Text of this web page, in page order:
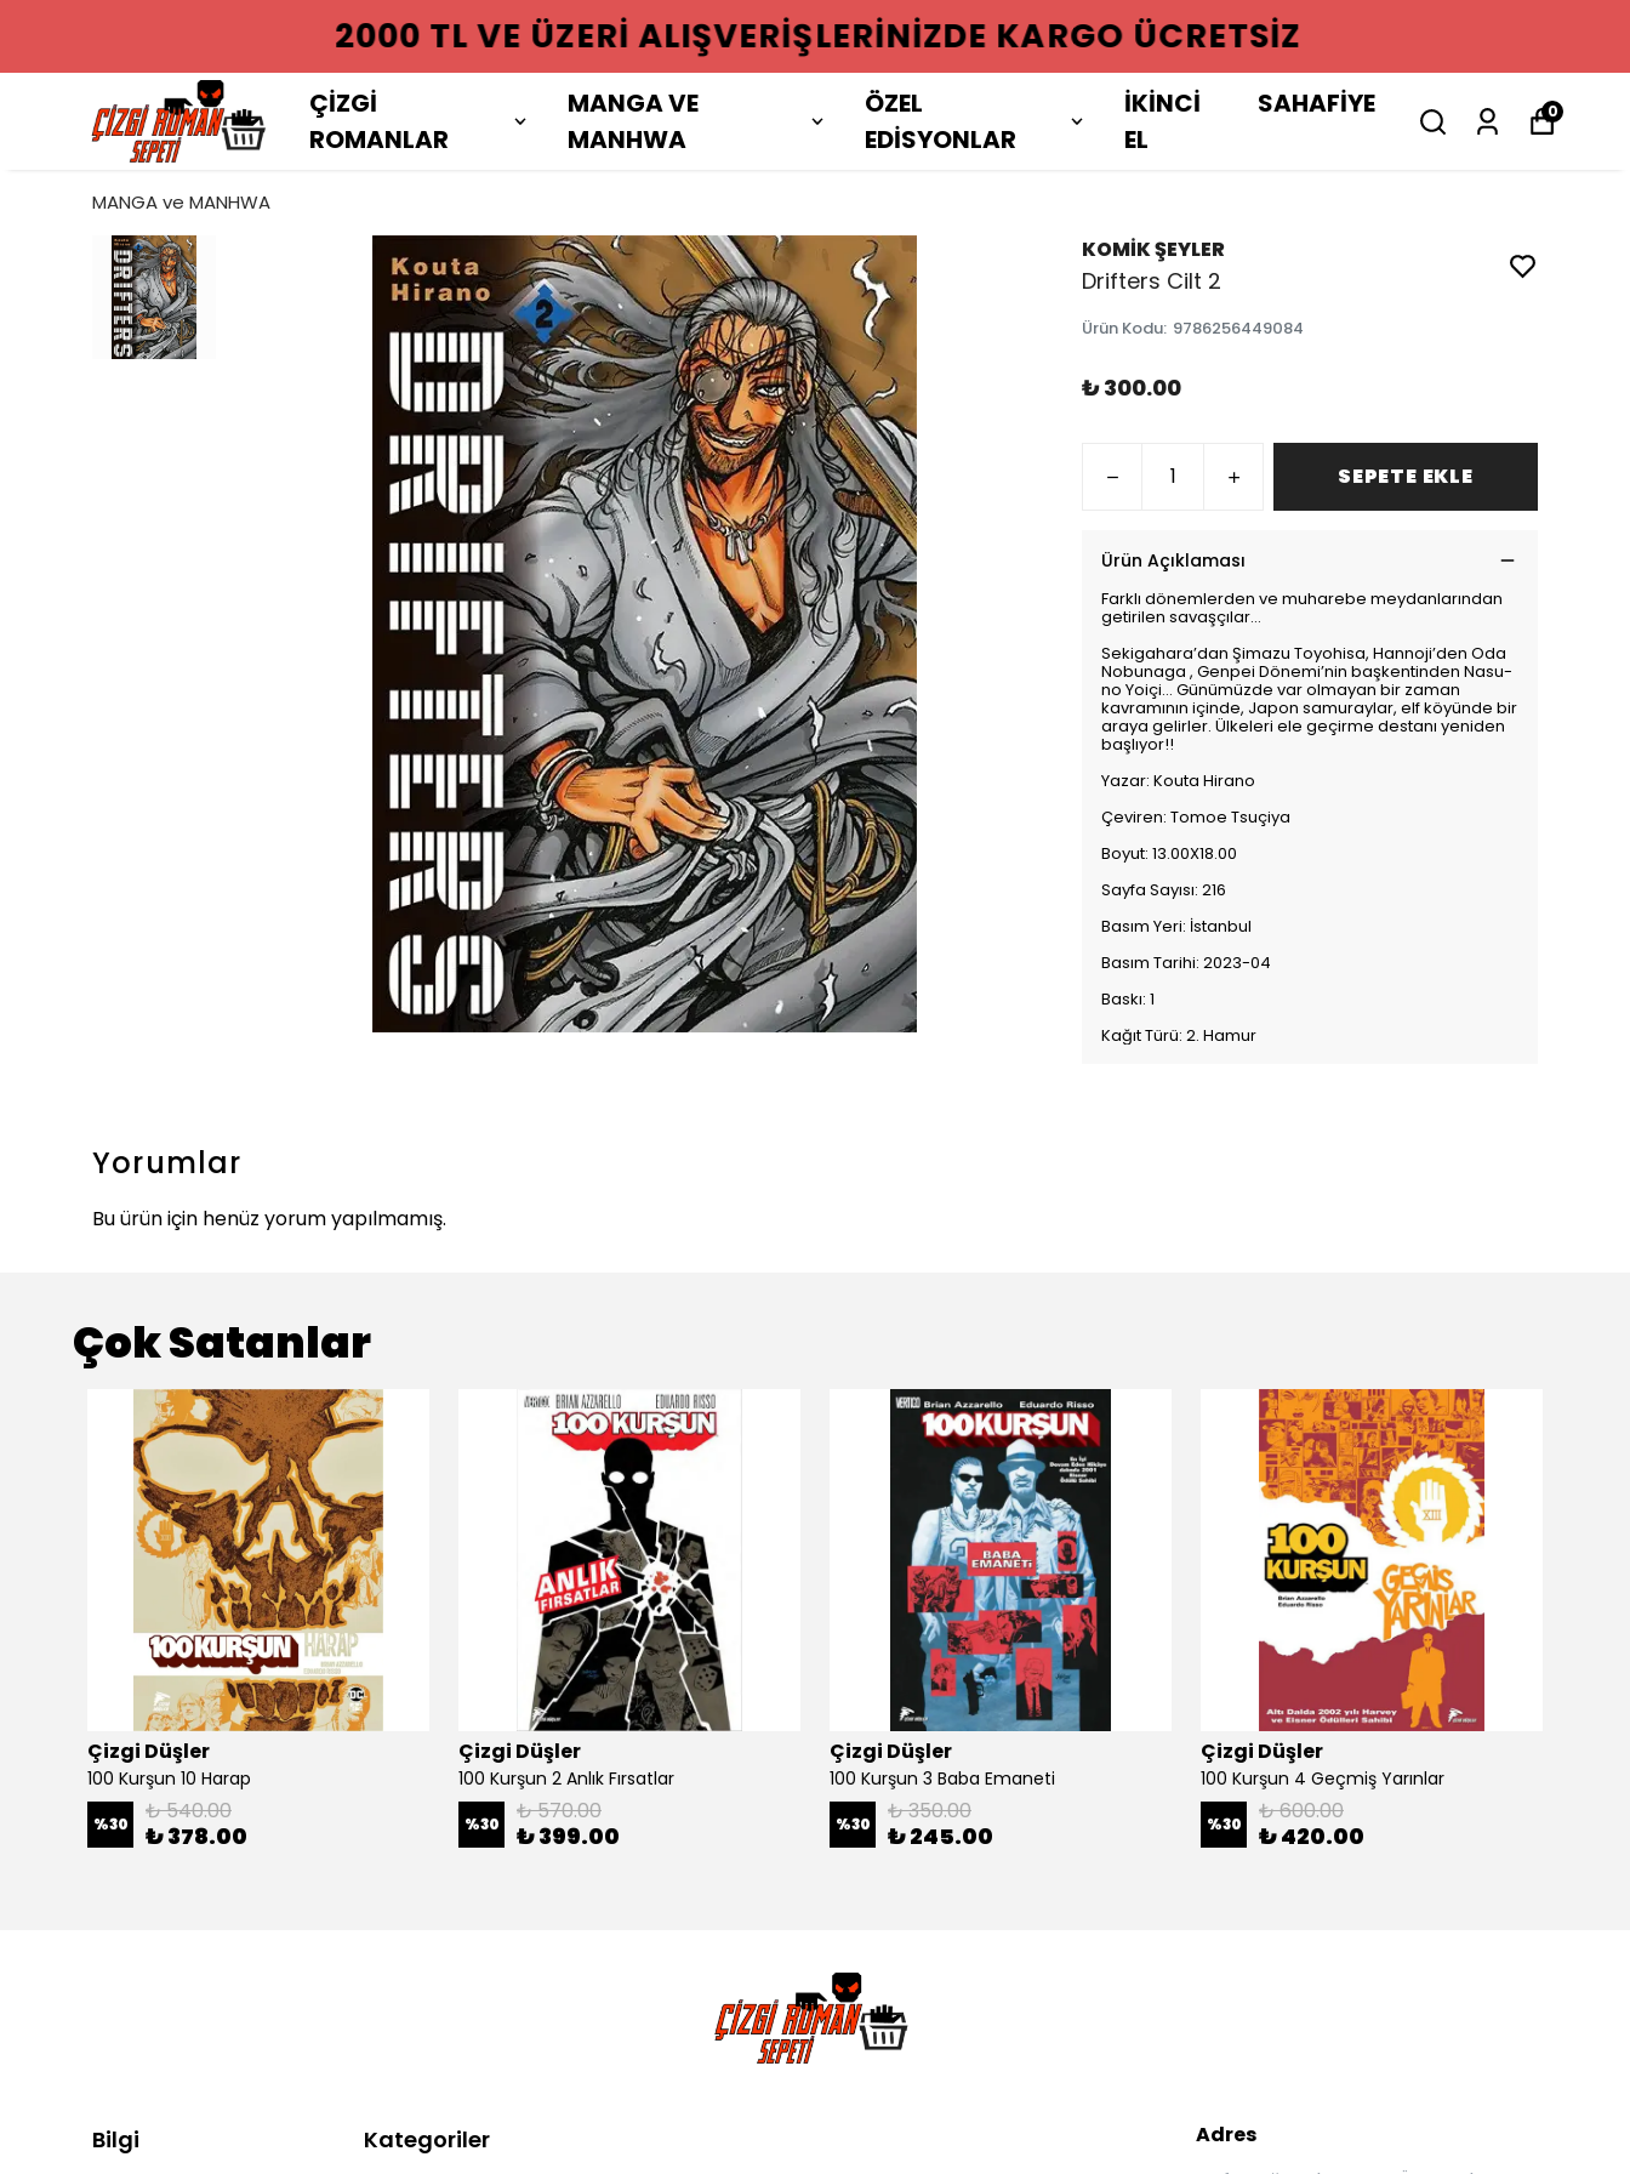
2000 TL VE ÜZERI ALIŞVERIŞLERINIZDE KARGO ÜCRETSIZ
ÇİZGİ
ROMANLAR
MANGA VE
MANHWA
ÖZEL
EDİSYONLAR
İKİNCİ
EL
SAHAFİYE 0
MANGA ve MANHWA
KOMİK ŞEYLER
Drifters Cilt 2
Ürün Kodu: 9786256449084
₺ 300.00
SEPETE EKLE
Ürün Açıklaması
Farklı dönemlerden ve muharebe meydanlarından
getirilen savaşçılar…
Sekigahara’dan Şimazu Toyohisa, Hannoji’den Oda
Nobunaga , Genpei Dönemi’nin başkentinden Nasu-
no Yoiçi… Günümüzde var olmayan bir zaman
kavramının içinde, Japon samuraylar, elf köyünde bir
araya gelirler. Ülkeleri ele geçirme destanı yeniden
başlıyor!!
Yazar: Kouta Hirano
Çeviren: Tomoe Tsuçiya
Boyut: 13.00X18.00
Sayfa Sayısı: 216
Basım Yeri: İstanbul
Basım Tarihi: 2023-04
Baskı: 1
Kağıt Türü: 2. Hamur
Yorumlar
Bu ürün için henüz yorum yapılmamış.
Çok Satanlar
Çizgi Düşler
100 Kurşun 10 Harap
%30 ₺ 540.00
₺ 378.00
Çizgi Düşler
100 Kurşun 2 Anlık Fırsatlar
%30 ₺ 570.00
₺ 399.00
Çizgi Düşler
100 Kurşun 3 Baba Emaneti
%30 ₺ 350.00
₺ 245.00
Çizgi Düşler
100 Kurşun 4 Geçmiş Yarınlar
%30 ₺ 600.00
₺ 420.00
Bilgi Kategoriler
Adres